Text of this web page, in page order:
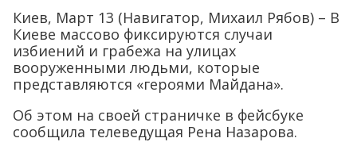
Киев, Март 13 (Навигатор, Михаил Рябов) – В
Киеве массово фиксируются случаи
избиений и грабежа на улицах
вооруженными людьми, которые
представляются «героями Майдана».
Об этом на своей страничке в фейсбуке
сообщила телеведущая Рена Назарова.